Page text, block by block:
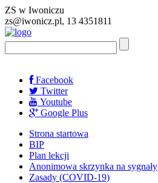
ZS w Iwoniczu
zs@iwonicz.pl, 13 4351811
Facebook
Twitter
Youtube
Google Plus
Strona startowa
BIP
Plan lekcji
Anonimowa skrzynka na sygnały
Zasady (COVID-19)